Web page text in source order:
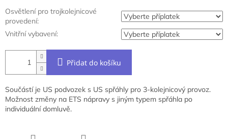
Osvětlení pro trojkolejnicové
provedení:
Vnitřní vybavení:
Přidat do košíku
Součástí je US podvozek s US spřáhly pro 3-kolejnicový provoz.
Možnost změny na ETS nápravy s jiným typem spřáhla po
individuální domluvě.